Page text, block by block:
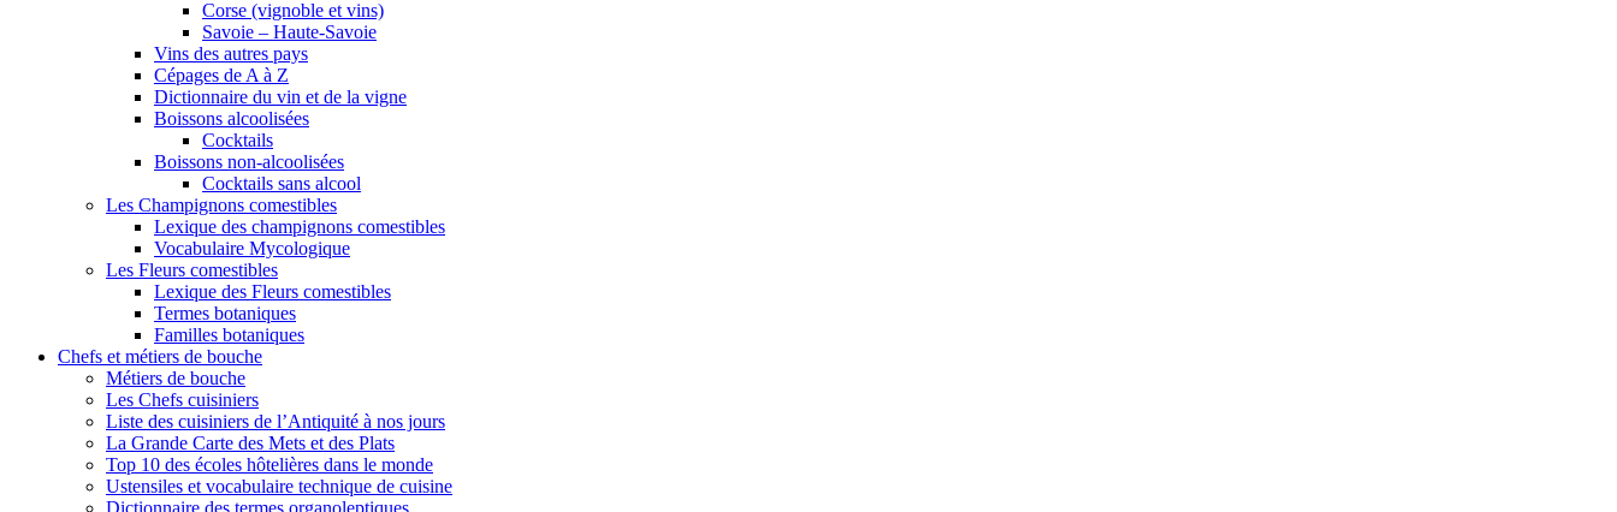
Corse (vignoble et vins)
Savoie – Haute-Savoie
Vins des autres pays
Cépages de A à Z
Dictionnaire du vin et de la vigne
Boissons alcoolisées
Cocktails
Boissons non-alcoolisées
Cocktails sans alcool
Les Champignons comestibles
Lexique des champignons comestibles
Vocabulaire Mycologique
Les Fleurs comestibles
Lexique des Fleurs comestibles
Termes botaniques
Familles botaniques
Chefs et métiers de bouche
Métiers de bouche
Les Chefs cuisiniers
Liste des cuisiniers de l’Antiquité à nos jours
La Grande Carte des Mets et des Plats
Top 10 des écoles hôtelières dans le monde
Ustensiles et vocabulaire technique de cuisine